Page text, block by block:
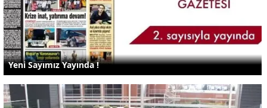
Yeni Sayımız Yayında !